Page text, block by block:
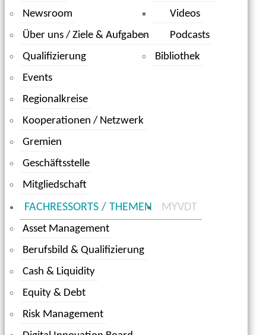
Newsroom
Über uns / Ziele & Aufgaben
Qualifizierung
Events
Regionalkreise
Kooperationen / Netzwerk
Gremien
Geschäftsstelle
Mitgliedschaft
Videos
Podcasts
Bibliothek
FACHRESSORTS / THEMEN
Asset Management
Berufsbild & Qualifizierung
Cash & Liquidity
Equity & Debt
Risk Management
MYVDT